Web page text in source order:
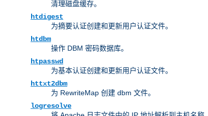
清理磁盘缓存。
htdigest
为摘要认证创建和更新用户认证文件。
htdbm
操作 DBM 密码数据库。
htpasswd
为基本认证创建和更新用户认证文件。
httxt2dbm
为 RewriteMap 创建 dbm 文件。
logresolve